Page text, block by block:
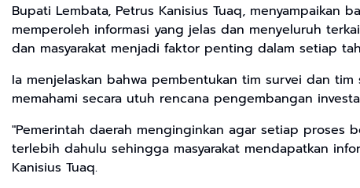
Bupati Lembata, Petrus Kanisius Tuaq, menyampaikan
memperoleh informasi yang jelas dan menyeluruh
dan masyarakat menjadi faktor penting dalam setiap
Ia menjelaskan bahwa pembentukan tim survei dan
memahami secara utuh rencana pengembangan
"Pemerintah daerah menginginkan agar setiap proses
terlebih dahulu sehingga masyarakat mendapatkan
Kanisius Tuaq.